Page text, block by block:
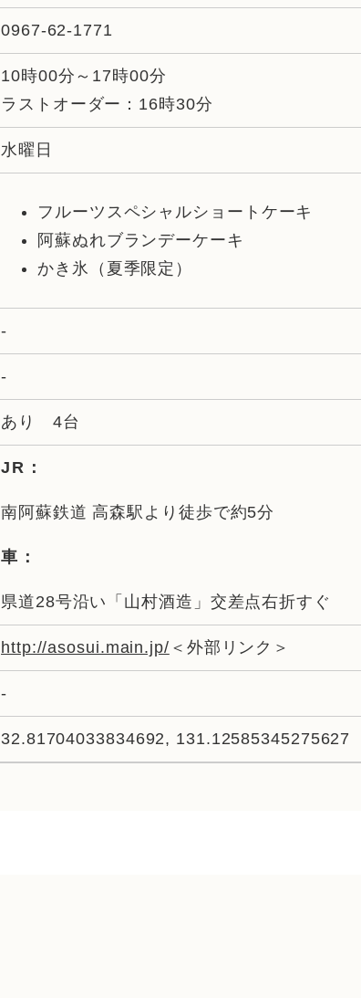
0967-62-1771
10時00分～17時00分
ラストオーダー：16時30分
水曜日
フルーツスペシャルショートケーキ
阿蘇ぬれブランデーケーキ
かき氷（夏季限定）
-
-
あり 4台
JR：
南阿蘇鉄道 高森駅より徒歩で約5分
車：
県道28号沿い「山村酒造」交差点右折すぐ
http://asosui.main.jp/ ＜外部リンク＞
-
32.81704033834692, 131.12585345275627